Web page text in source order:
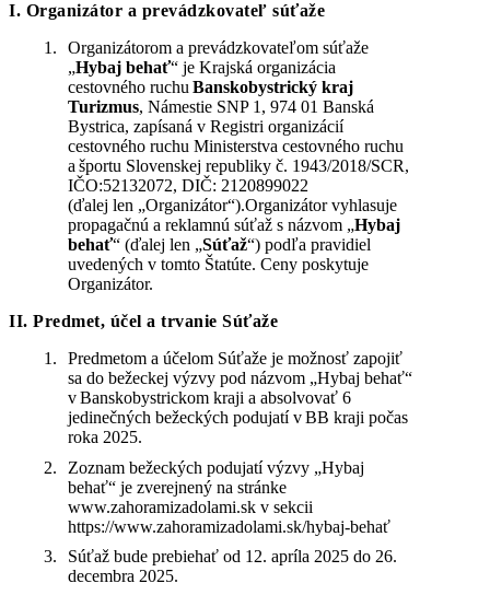
I. Organizátor a prevádzkovateľ súťaže
Organizátorom a prevádzkovateľom súťaže
„Hybaj behať“ je Krajská organizácia
cestovného ruchuBanskobystrický kraj
Turizmus, Námestie SNP 1, 974 01 Banská
Bystrica, zapísaná v Registri organizácií
cestovného ruchu Ministerstva cestovného ruchu
a športu Slovenskej republiky č. 1943/2018/SCR,
IČO:52132072, DIČ: 2120899022
(ďalej len „Organizátor“).Organizátor vyhlasuje
propagačnú a reklamnú súťaž s názvom „Hybaj
behať“ (ďalej len „Súťaž“) podľa pravidiel
uvedených v tomto Štatúte. Ceny poskytuje
Organizátor.
II. Predmet, účel a trvanie Súťaže
Predmetom a účelom Súťaže je možnosť zapojiť
sa do bežeckej výzvy pod názvom „Hybaj behať“
v Banskobystrickom kraji a absolvovať 6
jedinečných bežeckých podujatí v BB kraji počas
roka 2025.
Zoznam bežeckých podujatí výzvy „Hybaj
behať“ je zverejnený na stránke
www.zahoramizadolami.sk v sekcii
https://www.zahoramizadolami.sk/hybaj-behať
Súťaž bude prebiehať od 12. apríla 2025 do 26.
decembra 2025.